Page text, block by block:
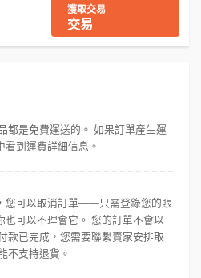
獲取交易
交易
都是免費運送的。 如果訂單產生運
看到運費詳細信息。
您可以取消訂單——只需登錄您的賬
也可以不理會它。 您的訂單不會以
款已完成，您需要聯繫賣家安排取
不支持退貨。